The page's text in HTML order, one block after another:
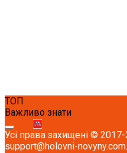
ТОП
Важливо знати
Усі права захищені ©
support@holovni-